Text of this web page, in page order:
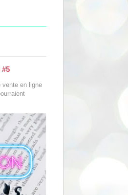
vente en ligne